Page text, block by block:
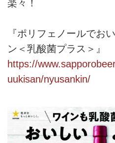
楽々！
『ポリフェノールでお
ン＜乳酸菌プラス＞』
https://
uukisan/nyusankin/